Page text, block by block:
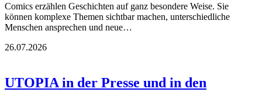
Comics erzählen Geschichten auf ganz besondere Weise. Sie
können komplexe Themen sichtbar machen, unterschiedliche
Menschen ansprechen und neue…
26.07.2026
UTOPIA in der Presse und in den